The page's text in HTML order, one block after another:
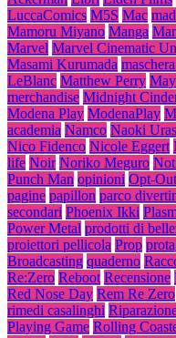
LuccaComics M5S Mac
Mamoru Miyano Manga
Marvel Marvel Cinematic
Masami Kurumada
LeBlanc Matthew Perry
merchandise Midnight
Modena Play ModenaPlay
academia Namco Naoki
Nico Fidenco Nicole Eggert
life Noir Noriko Meguro
Punch Man opinioni Opt-Out
pagine papillon parco
secondari Phoenix Ikki
Power Metal prodotti di
proiettori pellicola Prop
Broadcasting quaderno
Re:Zero Reboot Recensione
Red Nose Day Rem Re Zero
rimedi casalinghi
Playing Game Rolling